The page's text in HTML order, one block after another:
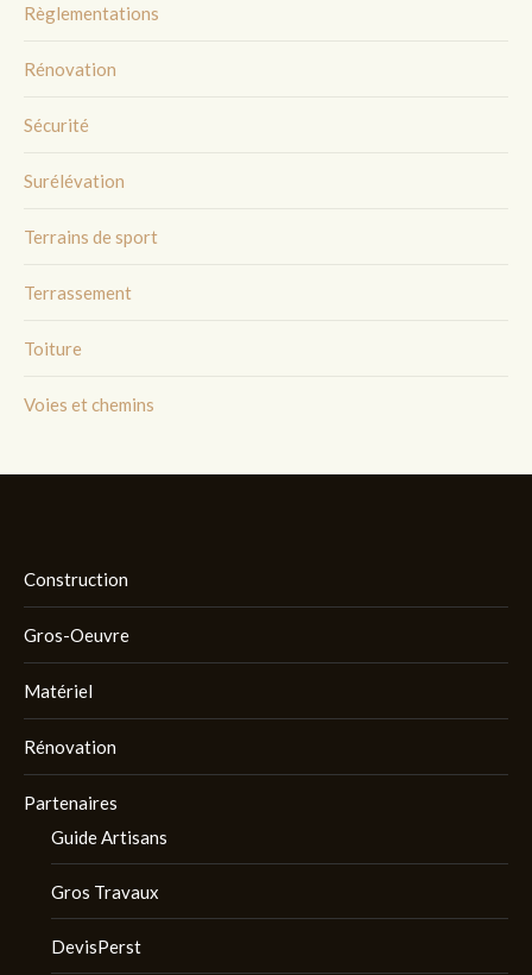
Règlementations
Rénovation
Sécurité
Surélévation
Terrains de sport
Terrassement
Toiture
Voies et chemins
Construction
Gros-Oeuvre
Matériel
Rénovation
Partenaires
Guide Artisans
Gros Travaux
DevisPerst